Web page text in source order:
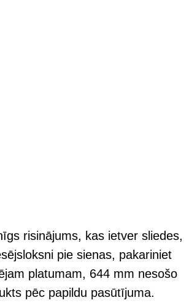
risinājums, kas ietver sliedes,
pie sienas, pakariniet
platumam, 644 mm nesošo
pēc papildu pasūtījuma.